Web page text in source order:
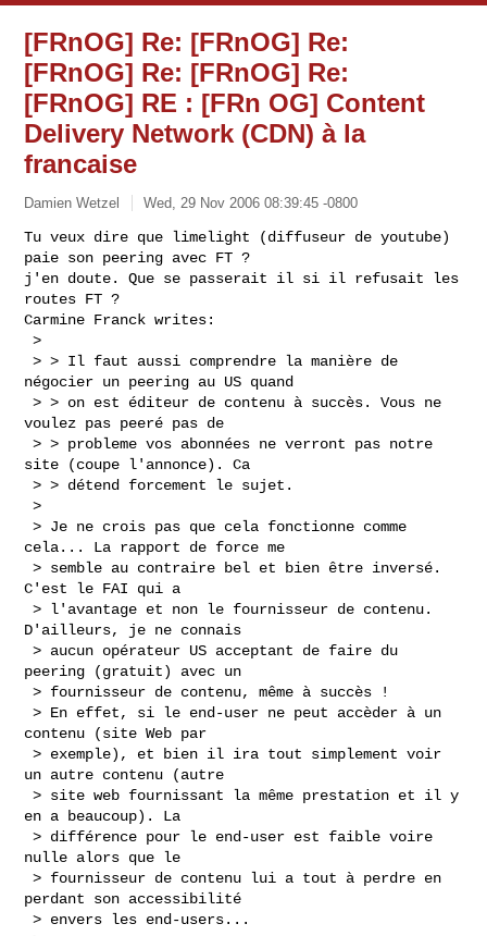
[FRnOG] Re: [FRnOG] Re:
[FRnOG] Re: [FRnOG] Re:
[FRnOG] RE : [FRn OG] Content
Delivery Network (CDN) à la
francaise
Damien Wetzel Wed, 29 Nov 2006 08:39:45 -0800
Tu veux dire que limelight (diffuseur de youtube)
paie son peering avec FT ?
j'en doute. Que se passerait il si il refusait les
routes FT ?
Carmine Franck writes:
>
> > Il faut aussi comprendre la manière de
négocier un peering au US quand
> > on est éditeur de contenu à succès. Vous ne
voulez pas peeré pas de
> > probleme vos abonnées ne verront pas notre
site (coupe l'annonce). Ca
> > détend forcement le sujet.
>
> Je ne crois pas que cela fonctionne comme
cela... La rapport de force me
> semble au contraire bel et bien être inversé.
C'est le FAI qui a
> l'avantage et non le fournisseur de contenu.
D'ailleurs, je ne connais
> aucun opérateur US acceptant de faire du
peering (gratuit) avec un
> fournisseur de contenu, même à succès !
> En effet, si le end-user ne peut accèder à un
contenu (site Web par
> exemple), et bien il ira tout simplement voir
un autre contenu (autre
> site web fournissant la même prestation et il y
en a beaucoup). La
> différence pour le end-user est faible voire
nulle alors que le
> fournisseur de contenu lui a tout à perdre en
perdant son accessibilité
> envers les end-users...